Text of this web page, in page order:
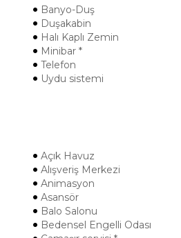
Banyo-Duş
Duşakabin
Halı Kaplı Zemin
Minibar *
Telefon
Uydu sistemi
Açık Havuz
Alışveriş Merkezi
Animasyon
Asansör
Balo Salonu
Bedensel Engelli Odası